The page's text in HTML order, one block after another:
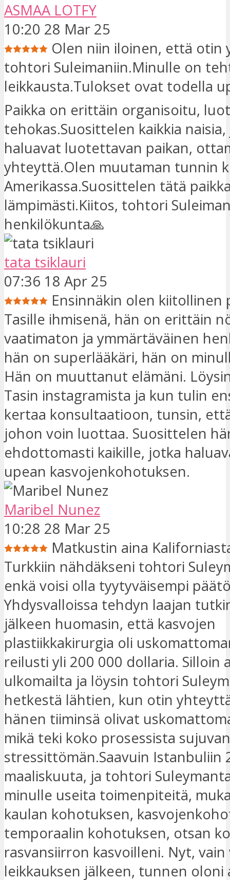
ASMAA LOTFY
10:20 28 Mar 25
Olen niin iloinen, että otin
tohtori Suleimaniin.Minulle on
leikkausta.Tulokset ovat todella
Paikka on erittäin organisoitu,
tehokas.Suosittelen kaikkia
haluavat luotettavan paikan,
yhteyttä.Olen muutaman tunnin
Amerikassa.Suosittelen tätä
lämpimästi.Kiitos, tohtori
henkilökunta🙏
tata tsiklauri
07:36 18 Apr 25
Ensinnäkin olen kiitollinen
Tasille ihmisenä, hän on erittäin
vaatimaton ja ymmärtäväinen
hän on superlääkäri, hän on
Hän on muuttanut elämäni.
Tasin instagramista ja kun tulin
kertaa konsultaatioon, tunsin,
johon voin luottaa. Suosittelen
ehdottomasti kaikille, jotka
upean kasvojenkohotuksen.
Maribel Nunez
10:28 28 Mar 25
Matkustin aina
Turkkiin nähdäkseni tohtori
enkä voisi olla tyytyväisempi
Yhdysvalloissa tehdyn laajan
jälkeen huomasin, että kasvojen
plastiikkakirurgia oli
reilusti yli 200 000 dollaria. Silloin
ulkomailta ja löysin tohtori
hetkestä lähtien, kun otin
hänen tiiminsä olivat
mikä teki koko prosessista
stressittömän.Saavuin Istanbuliin
maaliskuuta, ja tohtori
minulle useita toimenpiteitä,
kaulan kohotuksen,
temporaalin kohotuksen, otsan
rasvansiirron kasvoilleni. Nyt, vain
leikkauksen jälkeen, tunnen oloni